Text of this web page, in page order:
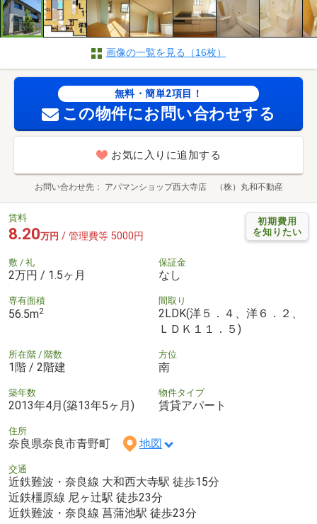
画像の一覧を見る（16枚）
無料・簡単2項目！
この物件にお問い合わせする
お気に入りに追加する
お問い合わせ先 アパマンショップ西大寺店 （株）丸和不動産
初期費用
を知りたい
賃料
8.20万円 / 管理費等 5000円
敷 / 礼
2万円 / 1.5ヶ月
保証金
なし
専有面積
56.5m2
間取り
2LDK(洋５．４、洋６．２、
ＬＤＫ１１．５)
所在階 / 階数
1階 / 2階建
方位
南
築年数
2013年4月(築13年5ヶ月)
物件タイプ
賃貸アパート
住所
奈良県奈良市青野町 地図
交通
近鉄難波・奈良線 大和西大寺駅 徒歩15分
近鉄橿原線 尼ヶ辻駅 徒歩23分
近鉄難波・奈良線 菖蒲池駅 徒歩23分